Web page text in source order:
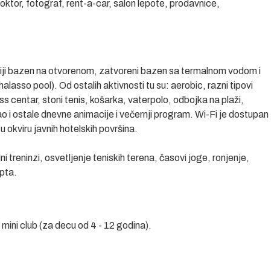
fotograf, rent-a-car, salon lepote, prodavnice,
bazen na otvorenom, zatvoreni bazen sa termalnom vodom i
pool). Od ostalih aktivnosti tu su: aerobic, razni tipovi
centar, stoni tenis, košarka, vaterpolo, odbojka na plaži,
i ostale dnevne animacije i večernji program. Wi-Fi je dostupan
okviru javnih hotelskih površina.
treninzi, osvetljenje teniskih terena, časovi joge, ronjenje,
club (za decu od 4 - 12 godina).